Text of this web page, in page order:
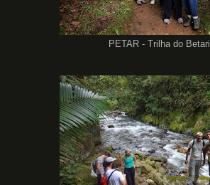
PETAR - Trilha do Betari